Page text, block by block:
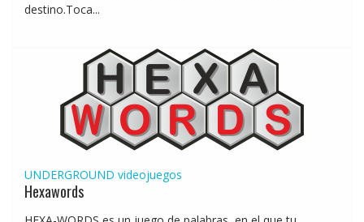
destino.Toca...
UNDERGROUND videojuegos
Hexawords